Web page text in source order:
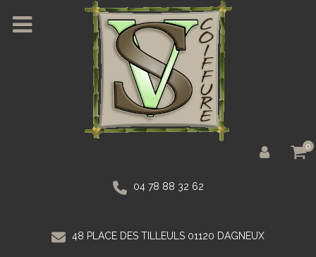
0
04 78 88 32 62
48 PLACE DES TILLEULS 01120 DAGNEUX